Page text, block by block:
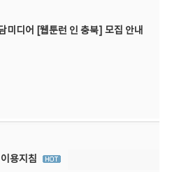
미디어 [웹툰런 인 충북] 모집 안내
용지침